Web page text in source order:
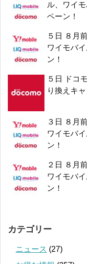
ル、ワイ
ペーン！
５日 ８月
ワイモバ
ン！
５日 ドコ
り換えキ
３日 ８月
ワイモバ
ン！
２日 ８月
ワイモバ
ン！
カテゴリー
ニュース (27)